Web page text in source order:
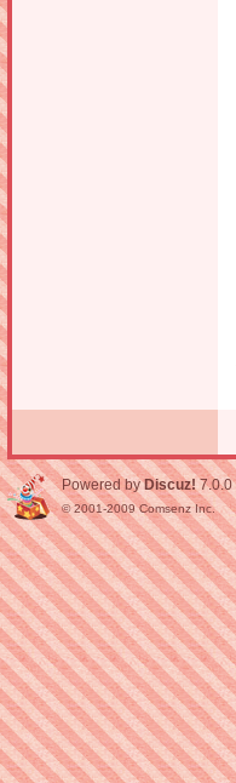
Powered byDiscuz! 7.0.0
© 2001-2009Comsenz Inc.